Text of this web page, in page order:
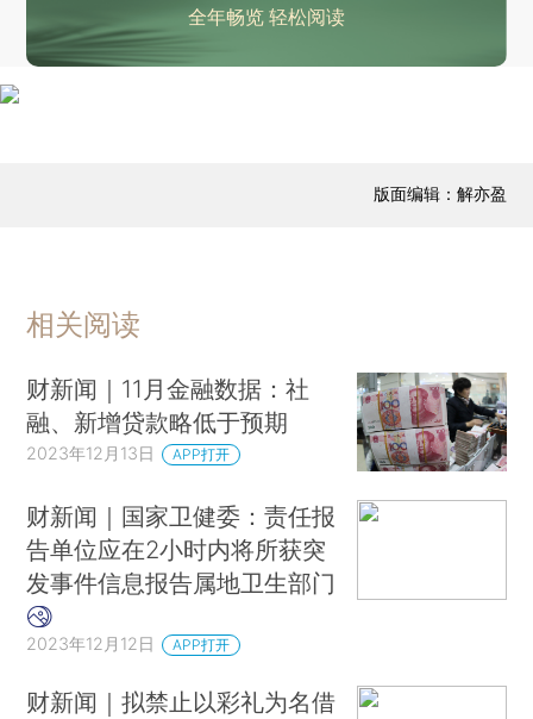
全年畅览 轻松阅读
版面编辑：解亦盈
相关阅读
财新闻｜11月金融数据：社
融、新增贷款略低于预期
2023年12月13日 APP打开
财新闻｜国家卫健委：责任报
告单位应在2小时内将所获突
发事件信息报告属地卫生部门
2023年12月12日 APP打开
财新闻｜拟禁止以彩礼为名借